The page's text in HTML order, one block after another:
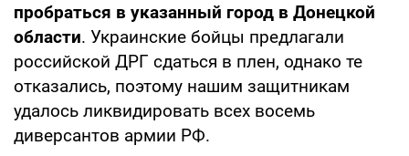
пробраться в указанный город в Донецкой
области. Украинские бойцы предлагали
российской ДРГ сдаться в плен, однако те
отказались, поэтому нашим защитникам
удалось ликвидировать всех восемь
диверсантов армии РФ.